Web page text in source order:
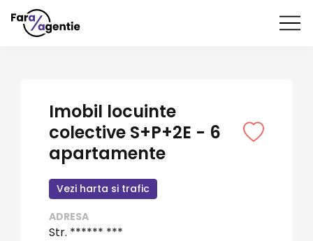
Imobil locuinte
colective S+P+2E - 6
apartamente
Vezi harta si trafic
ADRESA
Str. ****** ***